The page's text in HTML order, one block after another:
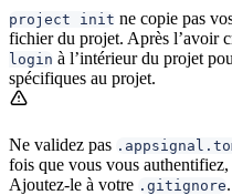
project init ne copie pas
fichier du projet. Après l’avoir
login à l’intérieur du projet
spécifiques au projet.
Ne validez pas
fois que vous vous
Ajoutez-le à votre .gitignore.